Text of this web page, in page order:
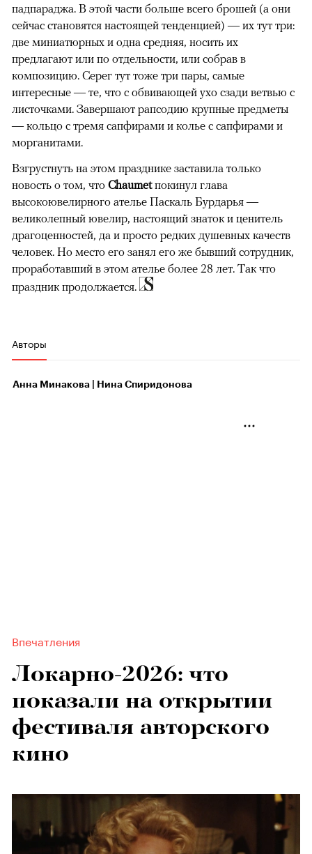
падпараджа. В этой части больше всего брошей (а они
сейчас становятся настоящей тенденцией) — их тут три:
две миниатюрных и одна средняя, носить их
предлагают или по отдельности, или собрав в
композицию. Серег тут тоже три пары, самые
интересные — те, что с обвивающей ухо сзади ветвью с
листочками. Завершают рапсодию крупные предметы
— кольцо с тремя сапфирами и колье с сапфирами и
морганитами.
Взгрустнуть на этом празднике заставила только
новость о том, что Chaumetпокинул глава
высокоювелирного ателье Паскаль Бурдарья —
великолепный ювелир, настоящий знаток и ценитель
драгоценностей, да и просто редких душевных качеств
человек. Но место его занял его же бывший сотрудник,
проработавший в этом ателье более 28 лет. Так что
праздник продолжается.
Авторы
Анна Минакова | Нина Спиридонова
Впечатления
Локарно-2026: что
показали на открытии
фестиваля авторского
кино